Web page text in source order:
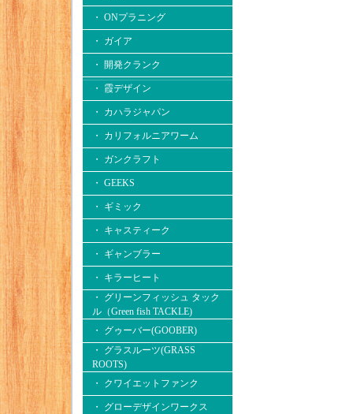
・ ONプラニング
・ ガイア
・ 開発クランク
・ 霞デザイン
・ カハラジャパン
・ カリフォルニアワーム
・ ガンクラフト
・ GEEKS
・ ギミック
・ キャスティーク
・ ギャンブラー
・ キラーヒート
・ グリーンフィッシュ タック
ル（Green fish TACKLE)
・ グゥーバー(GOOBER)
・ グラスルーツ(GRASS
ROOTS)
・ クワイエットファンク
・ グローデザインワークス